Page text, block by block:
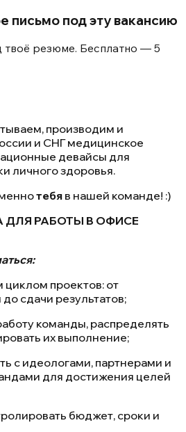
письмо под эту вакансию
твоё резюме. Бесплатно — 5
производим и
и СНГ медицинское
девайсы для
личного здоровья.
тебя в нашей команде! :)
РАБОТЫ В ОФИСЕ
проектов: от
сдачи результатов;
команды, распределять
их выполнение;
с идеологами, партнерами и
для достижения целей
бюджет, сроки и